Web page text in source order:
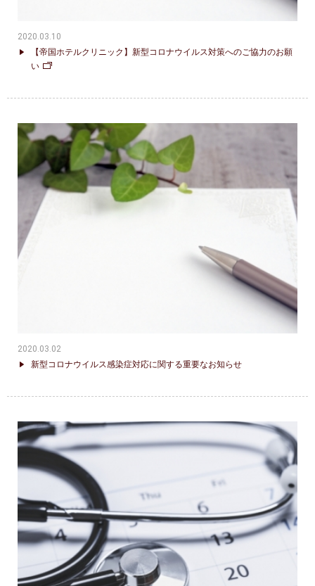
2020.03.10
【帝国ホテルクリニック】新型コロナウイルス対策へのご協力のお願
い
2020.03.02
新型コロナウイルス感染症対応に関する重要なお知らせ